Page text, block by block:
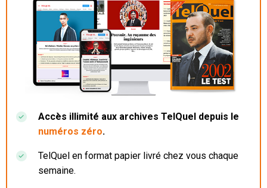
Accès illimité aux archives TelQuel depuis le
numéros zéro.
TelQuel en format papier livré chez vous chaque
semaine.